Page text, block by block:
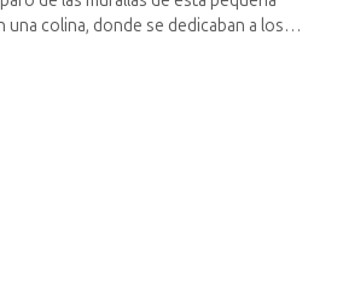
una colina, donde se dedicaban a los